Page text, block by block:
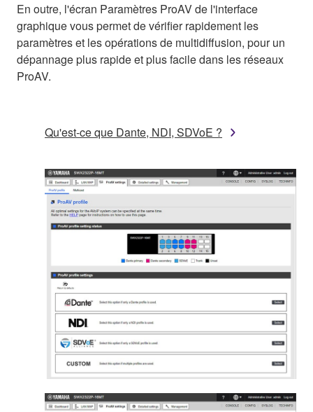
En outre, l'écran Paramètres ProAV de l'interface
graphique vous permet de vérifier rapidement les
paramètres et les opérations de multidiffusion, pour un
dépannage plus rapide et plus facile dans les réseaux
ProAV.
Qu'est-ce que Dante, NDI, SDVoE ?